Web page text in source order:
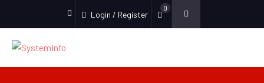
facebook
Login / Register
0